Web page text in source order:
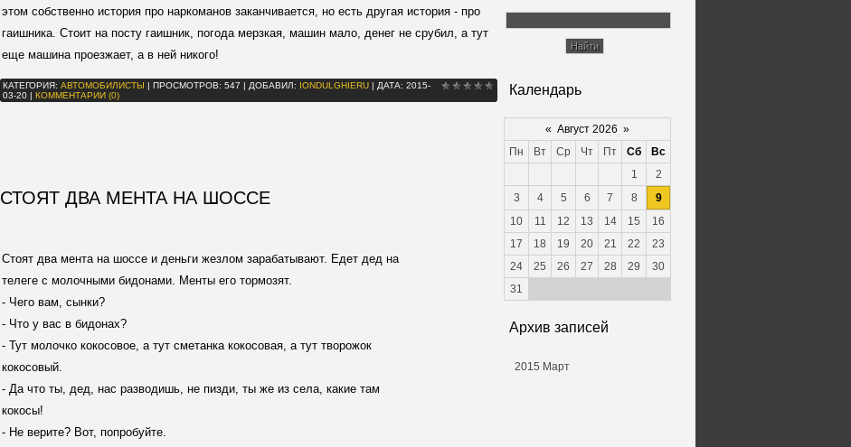
этом собственно история про наркоманов заканчивается, но есть другая история - про
гаишника. Стоит на посту гаишник, погода мерзкая, машин мало, денег не срубил, а тут
еще машина проезжает, а в ней никого!
КАТЕГОРИЯ: АВТОМОБИЛИСТЫ | ПРОСМОТРОВ: 547 | ДОБАВИЛ: IONDULGHIERU | ДАТА: 2015-
03-20 | КОММЕНТАРИИ (0)
СТОЯТ ДВА МЕНТА НА ШОССЕ
Стоят два мента на шоссе и деньги жезлом зарабатывают. Едет дед на
телеге с молочными бидонами. Менты его тормозят.
- Чего вам, сынки?
- Что у вас в бидонах?
- Тут молочко кокосовое, а тут сметанка кокосовая, а тут творожок
кокосовый.
- Да что ты, дед, нас разводишь, не пизди, ты же из села, какие там
кокосы!
- Не верите? Вот, попробуйте.
site
Календарь
« Август 2026 »
Пн
Вт Ср Чт Пт Сб
Вс
1
2
3
4 5 6 7 8
9
10
11 12 13 14 15
16
17
18 19 20 21 22
23
24
25 26 27 28 29
30
31
Архив записей
2015 Март